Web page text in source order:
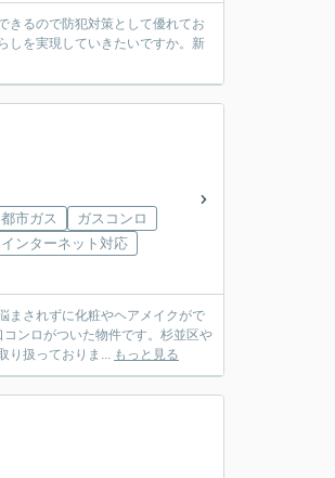
きるので防犯対策として優れてお
しを実現していきたいですか。新
都市ガス
ガスコンロ
インターネット対応
まされずに化粧やヘアメイクがで
ンロがついた物件です。杉並区や
り扱っておりま... もっと見る